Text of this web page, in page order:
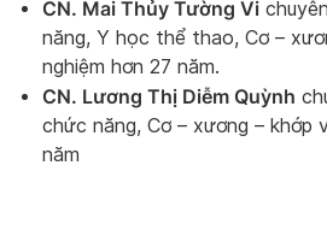
CN. Mai Thủy Tường Vi
năng, Y học thể thao, Cơ –
nghiệm hơn 27 năm.
CN. Lương Thị Diễm Quỳnh
chức năng, Cơ – xương – khớp
năm